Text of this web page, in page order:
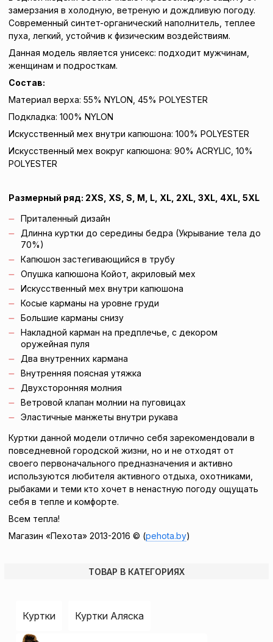
замерзания в холодную, ветреную и дождливую погоду.
Современный синтет-органический наполнитель, теплее
пуха, легкий, устойчив к физическим воздействиям.
Данная модель является унисекс: подходит мужчинам,
женщинам и подросткам.
Состав:
Материал верха: 55% NYLON, 45% POLYESTER
Подкладка: 100% NYLON
Искусственный мех внутри капюшона: 100% POLYESTER
Искусственный мех вокруг капюшона: 90% ACRYLIC, 10%
POLYESTER
Размерный ряд: 2XS, XS, S, M, L, XL, 2XL, 3XL, 4XL, 5XL
Приталенный дизайн
Длинна куртки до середины бедра (Укрывание тела до
70%)
Капюшон застегивающийся в трубу
Опушка капюшона Койот, акриловый мех
Искусственный мех внутри капюшона
Косые карманы на уровне груди
Большие карманы снизу
Накладной карман на предплечье, с декором
оружейная пуля
Два внутренних кармана
Внутренняя поясная утяжка
Двухсторонняя молния
Ветровой клапан молнии на пуговицах
Эластичные манжеты внутри рукава
Куртки данной модели отлично себя зарекомендовали в
повседневной городской жизни, но и не отходят от
своего первоначального предназначения и активно
используются любителя активного отдыха, охотниками,
рыбаками и теми кто хочет в ненастную погоду ощущать
себя в тепле и комфорте.
Всем тепла!
Магазин «Пехота» 2013-2016 © (pehota.by)
ТОВАР В КАТЕГОРИЯХ
Куртки Куртки Аляска